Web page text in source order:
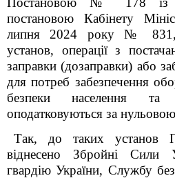
постановою Кабінету
липня 2024 року № 831,
установ, операції з
заправки (дозаправки) або
для потреб забезпечення
безпеки населення та
оподатковуються за
Так, до таких
віднесено Збройні Сили
гвардію України, Службу